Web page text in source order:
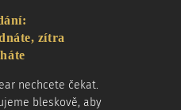
zítra
nechcete čekat.
bleskově, aby